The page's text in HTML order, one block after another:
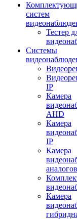
систем
Тестер
Системы
IP
Камера
AHD
Камера
IP
Камера
Камера